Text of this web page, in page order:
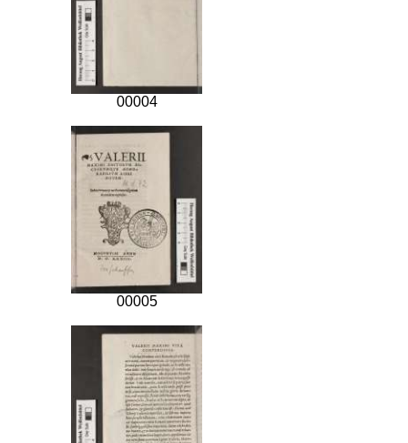
00004
00005